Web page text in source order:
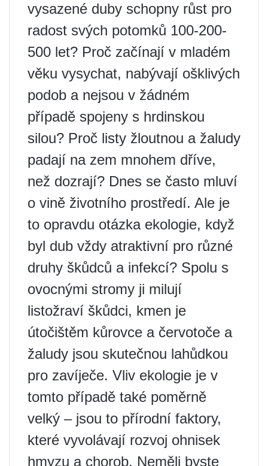
vysazené duby schopny růst pro
radost svých potomků 100-200-
500 let? Proč začínají v mladém
věku vysychat, nabývají ošklivých
podob a nejsou v žádném
případě spojeny s hrdinskou
silou? Proč listy žloutnou a žaludy
padají na zem mnohem dříve,
než dozrají? Dnes se často mluví
o vině životního prostředí. Ale je
to opravdu otázka ekologie, když
byl dub vždy atraktivní pro různé
druhy škůdců a infekcí? Spolu s
ovocnými stromy ji milují
listožraví škůdci, kmen je
útočištěm kůrovce a červotoče a
žaludy jsou skutečnou lahůdkou
pro zavíječe. Vliv ekologie je v
tomto případě také poměrně
velký – jsou to přírodní faktory,
které vyvolávají rozvoj ohnisek
hmyzu a chorob. Neměli byste